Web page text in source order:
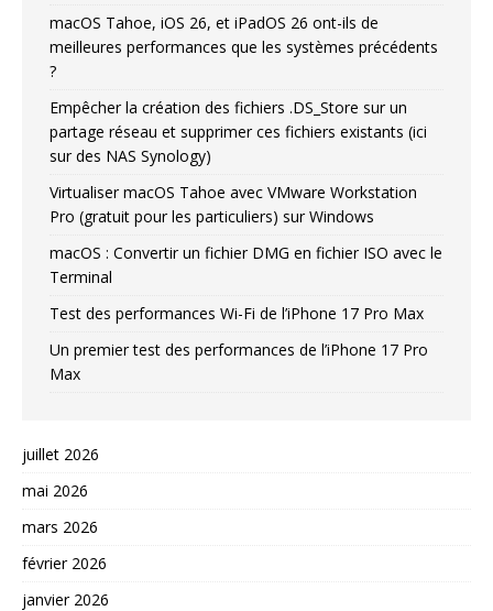
macOS Tahoe, iOS 26, et iPadOS 26 ont-ils de
meilleures performances que les systèmes précédents
?
Empêcher la création des fichiers .DS_Store sur un
partage réseau et supprimer ces fichiers existants (ici
sur des NAS Synology)
Virtualiser macOS Tahoe avec VMware Workstation
Pro (gratuit pour les particuliers) sur Windows
macOS : Convertir un fichier DMG en fichier ISO avec le
Terminal
Test des performances Wi-Fi de l’iPhone 17 Pro Max
Un premier test des performances de l’iPhone 17 Pro
Max
juillet 2026
mai 2026
mars 2026
février 2026
janvier 2026